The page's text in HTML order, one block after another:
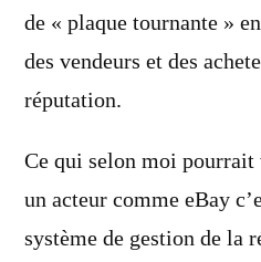
de « plaque tournante »
des vendeurs et des
réputation.
Ce qui selon moi
un acteur comme eBay
système de gestion de la